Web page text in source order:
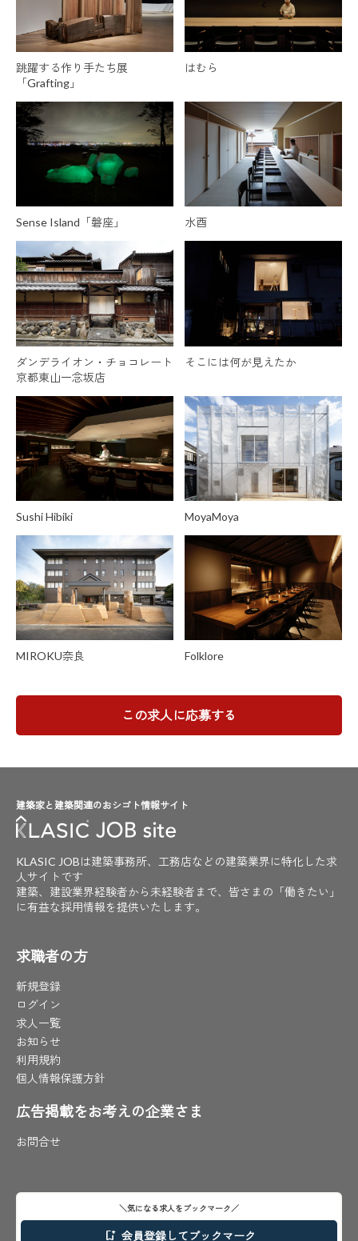
跳躍する作り手たち展
「Grafting」
はむら
Sense Island「磐座」 水酉
ダンデライオン・チョコレート
京都東山一念坂店
そこには何が見えたか
Sushi Hibiki MoyaMoya
MIROKU奈良 Folklore
この求人に応募する
＼気になる求人をブックマーク／
会員登録してブックマーク
建築家と建築関連のおシゴト情報サイト
KLASIC JOBは建築事務所、工務店などの建築業界に特化した求
人サイトです
建築、建設業界経験者から未経験者まで、皆さまの「働きたい」
に有益な採用情報を提供いたします。
求職者の方
新規登録
ログイン
求人一覧
お知らせ
利用規約
個人情報保護方針
広告掲載をお考えの企業さま
お問合せ